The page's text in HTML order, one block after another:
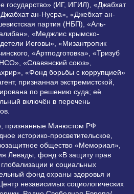
государство» (ИГ, ИГИЛ), «Джабхат
ан-Нусра», «Джебхат ан-
партия (НБП), «Аль-
«Меджлис крымско-
Иеговы», «Мизантропик
«Артподготовка», «Тризуб
«Славянский союз»,
«Фонд борьбы с коррупцией»
признанная экстремистской,
по решению суда; её
включён в перечень
признанные Минюстом РФ
историко-просветительское,
общество «Мемориал»,
Левады, фонд «В защиту прав
и социальных
фонд охраны здоровья и
независимых социологических